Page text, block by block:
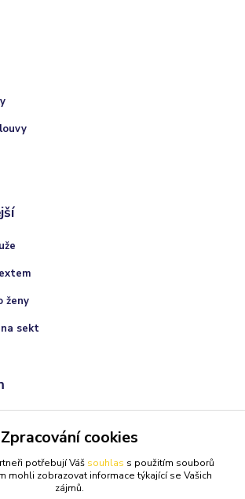
ženy
sekt
- 21:00 hod.)
Zpracování cookies
potřebují Váš souhlas s použitím souborů
mohli zobrazovat informace týkající se Vašich
zájmů.